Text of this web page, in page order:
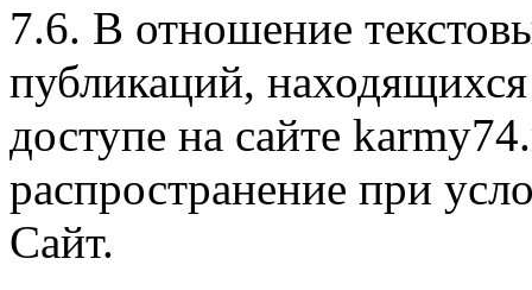
7.6. В отношение
публикаций,
доступе на сайте
распространение при
Сайт.